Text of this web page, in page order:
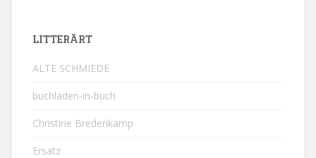
LITTERÄRT
ALTE SCHMIEDE
buchladen-in-buch
Christine Bredenkamp
Ersatz